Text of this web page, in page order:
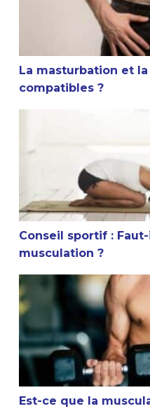
La masturbation et
compatibles ?
Conseil sportif : Faut-il
Conseil sportif :
musculation ?
Est-ce que la
Est-ce que la